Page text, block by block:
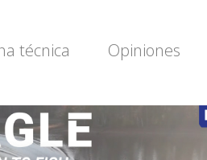
técnica Opiniones